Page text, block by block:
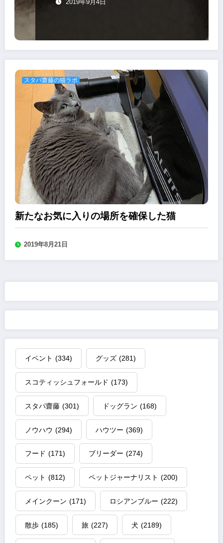
2019年9月4日
スタパ齋藤の猫ラボ
新たなお気に入りの場所を確保した猫
2019年8月21日
イベント (334) グッズ (281)
スコティッシュフォールド (173)
スタパ齋藤 (301) ドッグラン (168)
ノウハウ (294) ハウツー (369)
フード (171) ブリーダー (274)
ペット (812) ペットジャーナリスト (200)
メインクーン (171) ロシアンブルー (222)
散歩 (185) 旅 (227) 犬 (2189)